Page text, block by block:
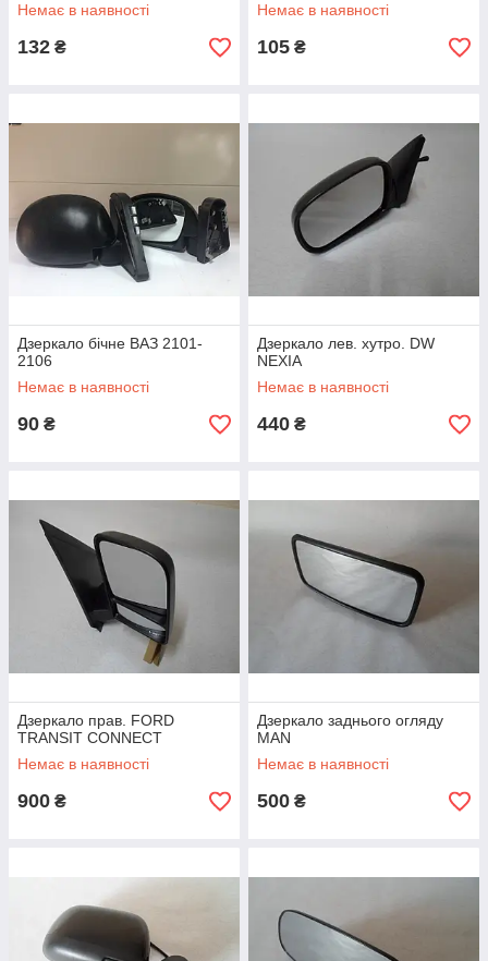
Немає в наявності
132 ₴
Немає в наявності
105 ₴
Дзеркало бічне ВАЗ 2101-
2106
Немає в наявності
90 ₴
Дзеркало лев. хутро. DW
NEXIA
Немає в наявності
440 ₴
Дзеркало прав. FORD
TRANSIT CONNECT
Немає в наявності
900 ₴
Дзеркало заднього огляду
MAN
Немає в наявності
500 ₴